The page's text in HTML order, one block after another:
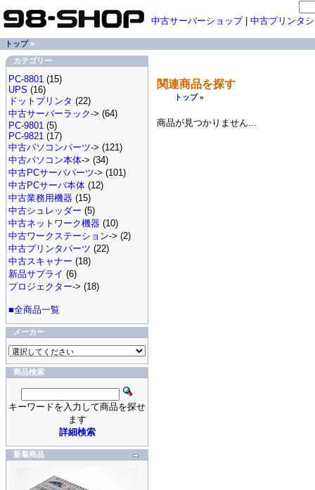
関連商品を探す
トップ»
商品が見つかりません...
中古サーバーショップ| 中古プリンタ
トップ»
カテゴリー
PC-8801 (15)
UPS (16)
ドットプリンタ (22)
中古サーバーラック-> (64)
PC-9801 (5)
PC-9821 (17)
中古パソコンパーツ-> (121)
中古パソコン本体-> (34)
中古PCサーバパーツ-> (101)
中古PCサーバ本体 (12)
中古業務用機器 (15)
中古シュレッダー (5)
中古ネットワーク機器 (10)
中古ワークステーション-> (2)
中古プリンタパーツ (22)
中古スキャナー (18)
新品サプライ (6)
プロジェクター-> (18)
■全商品一覧
メーカー
商品検索
キーワードを入力して商品を探せ
ます
詳細検索
新着商品